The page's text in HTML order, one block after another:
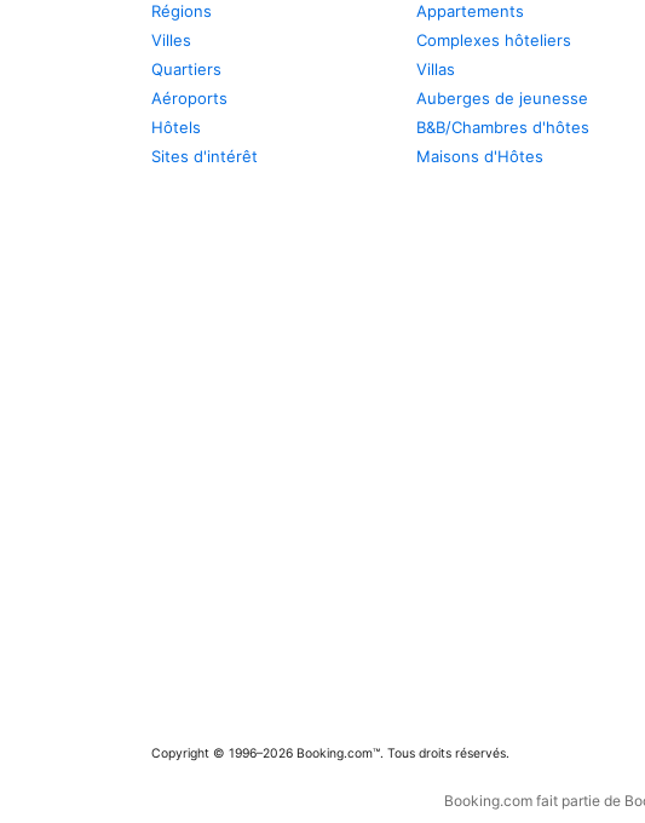
Régions
Villes
Quartiers
Aéroports
Hôtels
Sites d'intérêt
Appartements
Complexes hôteliers
Villas
Auberges de jeunesse
B&B/Chambres d'hôtes
Maisons d'Hôtes
Copyright © 1996–2026 Booking.com™. Tous droits réservés.
Booking.com fait partie de